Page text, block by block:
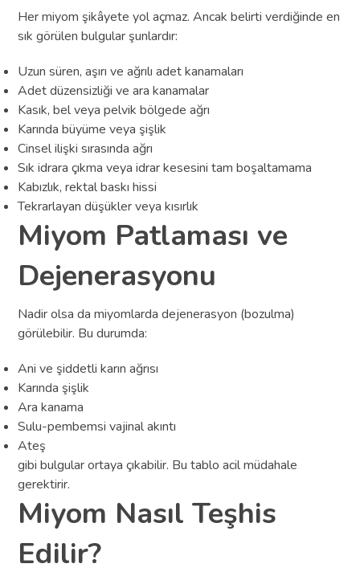
Her miyom şikâyete yol açmaz. Ancak belirti verdiğinde en
sık görülen bulgular şunlardır:
Uzun süren, aşırı ve ağrılı adet kanamaları
Adet düzensizliği ve ara kanamalar
Kasık, bel veya pelvik bölgede ağrı
Karında büyüme veya şişlik
Cinsel ilişki sırasında ağrı
Sık idrara çıkma veya idrar kesesini tam boşaltamama
Kabızlık, rektal baskı hissi
Tekrarlayan düşükler veya kısırlık
Miyom Patlaması ve
Dejenerasyonu
Nadir olsa da miyomlarda dejenerasyon (bozulma)
görülebilir. Bu durumda:
Ani ve şiddetli karın ağrısı
Karında şişlik
Ara kanama
Sulu-pembemsi vajinal akıntı
Ateş
gibi bulgular ortaya çıkabilir. Bu tablo acil müdahale
gerektirir.
Miyom Nasıl Teşhis
Edilir?